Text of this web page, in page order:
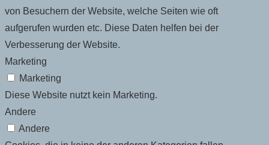
von Besuchern der Website, welche Seiten wie oft
aufgerufen wurden etc. Diese Daten helfen bei der
Verbesserung der Website.
Marketing
Marketing
Diese Website nutzt kein Marketing.
Andere
Andere